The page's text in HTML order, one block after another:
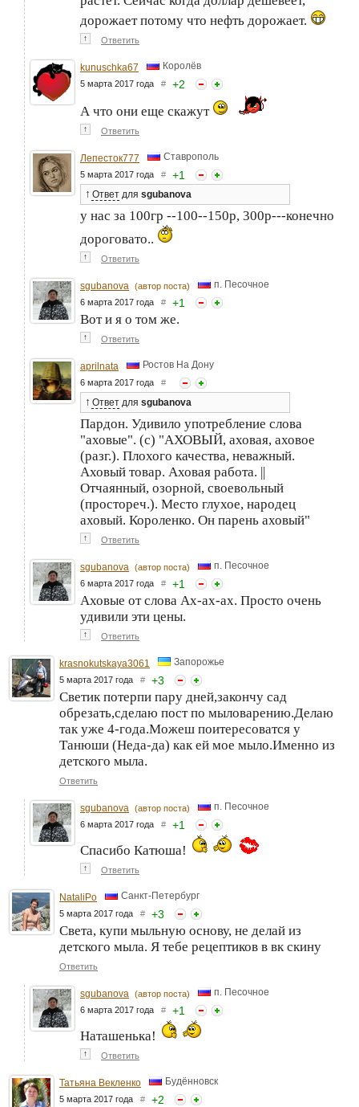
дорожает потому что нефть дорожает.
↑ Ответить
kunuschka67 Королёв
5 марта 2017 года # +2
А что они еще скажут
↑ Ответить
Лепесток777 Ставрополь
5 марта 2017 года # +1
↑ Ответ для sgubanova
у нас за 100гр --100--150р, 300р---конечно
дороговато..
↑ Ответить
sgubanova (автор поста) п. Песочное
6 марта 2017 года # +1
Вот и я о том же.
↑ Ответить
aprilnata Ростов На Дону
6 марта 2017 года #
↑ Ответ для sgubanova
Пардон. Удивило употребление слова
"аховые". (с) "АХОВЫЙ, аховая, аховое
(разг.). Плохого качества, неважный.
Аховый товар. Аховая работа. ||
Отчаянный, озорной, своевольный
(простореч.). Место глухое, народец
аховый. Короленко. Он парень аховый"
↑ Ответить
sgubanova (автор поста) п. Песочное
6 марта 2017 года # +1
Аховые от слова Ах-ах-ах. Просто очень
удивили эти цены.
↑ Ответить
krasnokutskaya3061 Запорожье
5 марта 2017 года # +3
Светик потерпи пару дней,закончу сад
обрезать,сделаю пост по мыловарению.Делаю
так уже 4-года.Можеш поитересоватся у
Танюши (Неда-да) как ей мое мыло.Именно из
детского мыла.
Ответить
sgubanova (автор поста) п. Песочное
6 марта 2017 года # +1
Спасибо Катюша!
↑ Ответить
NataliPo Санкт-Петербург
5 марта 2017 года # +3
Света, купи мыльную основу, не делай из
детского мыла. Я тебе рецептиков в вк скину
Ответить
sgubanova (автор поста) п. Песочное
6 марта 2017 года # +1
Наташенька!
↑ Ответить
Татьяна Векленко Будённовск
5 марта 2017 года # +2